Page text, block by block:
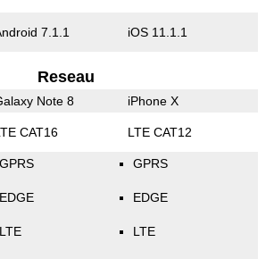
7.1.1 iOS 11.1.1
Reseau
Note 8 iPhone X
CAT16 LTE CAT12
GPRS
EDGE
LTE
GPRS
EDGE
LTE